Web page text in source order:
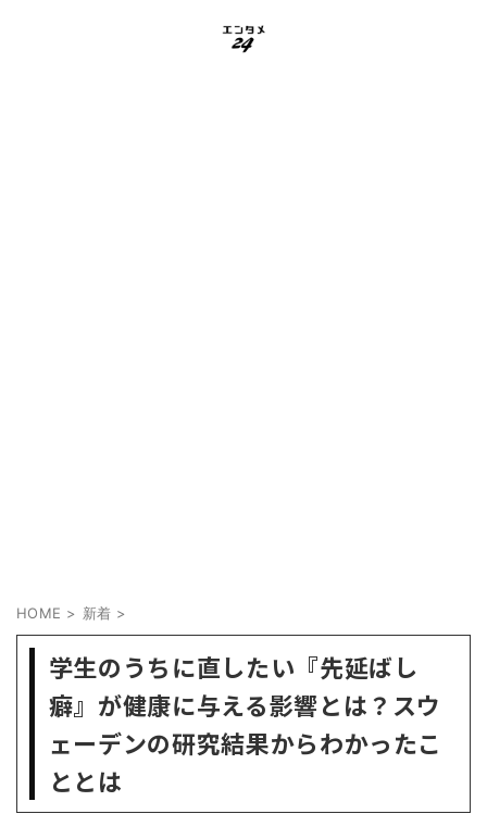
HOME > 新着 >
学生のうちに直したい『先延ばし
癖』が健康に与える影響とは？スウ
ェーデンの研究結果からわかったこ
ととは